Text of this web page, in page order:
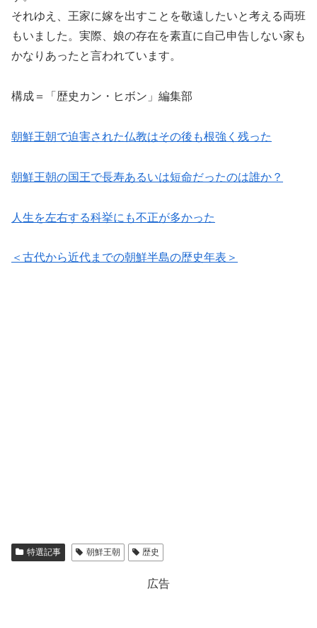
それゆえ、王家に嫁を出すことを敬遠したいと考える両班
もいました。実際、娘の存在を素直に自己申告しない家も
かなりあったと言われています。
構成＝「歴史カン・ヒボン」編集部
朝鮮王朝で迫害された仏教はその後も根強く残った
朝鮮王朝の国王で長寿あるいは短命だったのは誰か？
人生を左右する科挙にも不正が多かった
＜古代から近代までの朝鮮半島の歴史年表＞
特選記事 朝鮮王朝 歴史
広告